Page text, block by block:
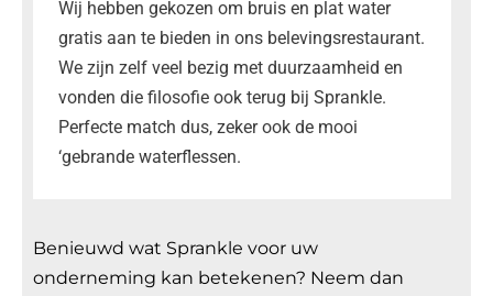
Wij hebben gekozen om bruis en plat water
gratis aan te bieden in ons belevingsrestaurant.
We zijn zelf veel bezig met duurzaamheid en
vonden die filosofie ook terug bij Sprankle.
Perfecte match dus, zeker ook de mooi
‘gebrande waterflessen.
Benieuwd wat Sprankle voor uw
onderneming kan betekenen? Neem dan